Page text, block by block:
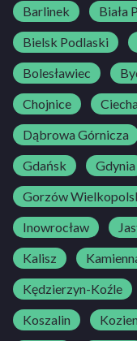
Barlinek Biała
Bielsk Podlaski
Bolesławiec
Chojnice
Dąbrowa Górnicza
Gdańsk
Gdynia
Gorzów
Inowrocław
Kalisz
Kędzierzyn-Koźle
Koszalin